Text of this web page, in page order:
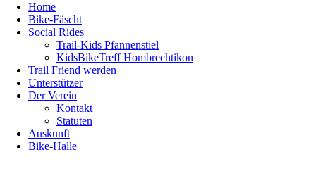
Home
Bike-Fäscht
Social Rides
Trail-Kids Pfannenstiel
KidsBikeTreff Hombrechtikon
Trail Friend werden
Unterstützer
Der Verein
Kontakt
Statuten
Auskunft
Bike-Halle